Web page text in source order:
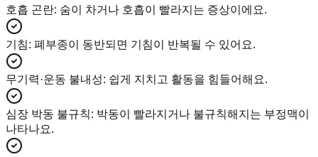
호흡 곤란: 숨이 차거나 호흡이 빨라지는 증상이에요.
기침: 폐부종이 동반되면 기침이 반복될 수 있어요.
무기력·운동 불내성: 쉽게 지치고 활동을 힘들어해요.
심장 박동 불규칙: 박동이 빨라지거나 불규칙해지는 부정맥이
나타나요.